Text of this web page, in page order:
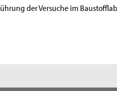
der Versuche im